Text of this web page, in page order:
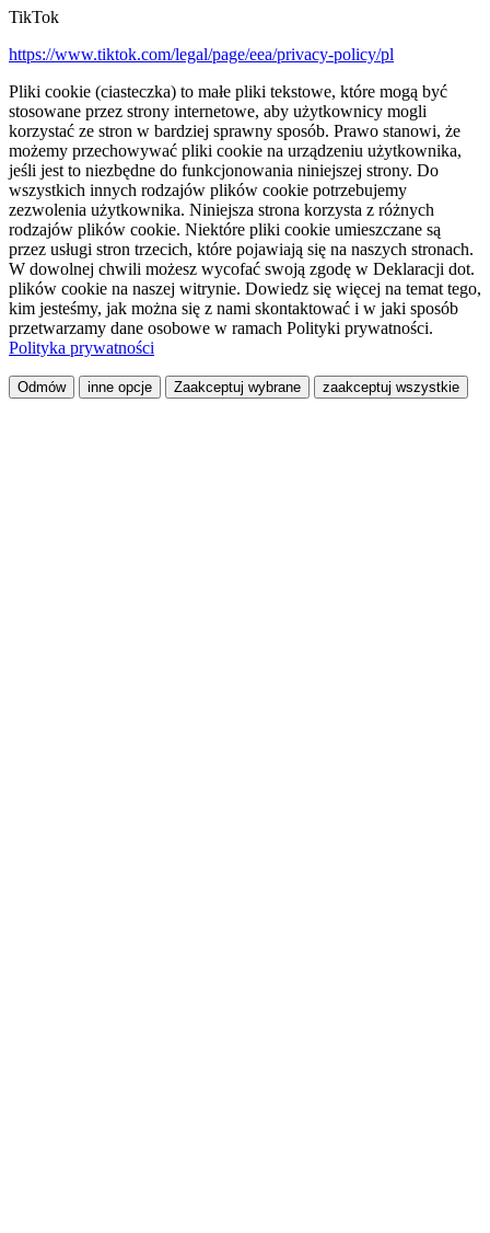
TikTok
https://www.tiktok.com/legal/page/eea/privacy-policy/pl
Pliki cookie (ciasteczka) to małe pliki tekstowe, które mogą być
stosowane przez strony internetowe, aby użytkownicy mogli
korzystać ze stron w bardziej sprawny sposób. Prawo stanowi, że
możemy przechowywać pliki cookie na urządzeniu użytkownika,
jeśli jest to niezbędne do funkcjonowania niniejszej strony. Do
wszystkich innych rodzajów plików cookie potrzebujemy
zezwolenia użytkownika. Niniejsza strona korzysta z różnych
rodzajów plików cookie. Niektóre pliki cookie umieszczane są
przez usługi stron trzecich, które pojawiają się na naszych stronach.
W dowolnej chwili możesz wycofać swoją zgodę w Deklaracji dot.
plików cookie na naszej witrynie. Dowiedz się więcej na temat tego,
kim jesteśmy, jak można się z nami skontaktować i w jaki sposób
przetwarzamy dane osobowe w ramach Polityki prywatności.
Polityka prywatności
Odmów inne opcje Zaakceptuj wybrane zaakceptuj wszystkie